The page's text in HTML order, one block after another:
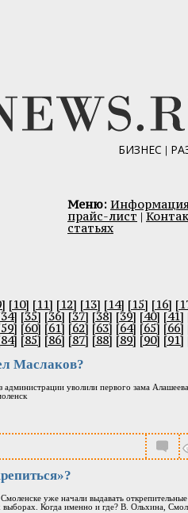
БИЗНЕС |
Меню: Информация
прайс-лист |
статьях
[10] [11] [12] [13] [14] [15] [16]
[35] [36] [37] [38] [39] [40] [41]
[60] [61] [62] [63] [64] [65] [66]
[85] [86] [87] [88] [89] [90] [91]
Маслаков?
администрации уволили первого зама
уже начали выдавать
выборах. Когда именно и где? В. Ольхина,